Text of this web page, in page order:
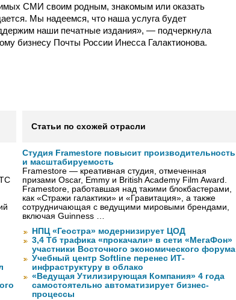
СМИ своим родным, знакомым или оказать
Мы надеемся, что наша услуга будет
наши печатные издания», — подчеркнула
бизнесу Почты России Инесса Галактионова.
Статьи по схожей отрасли
Студия Framestore повысит производительность
и масштабируемость
Framestore — креативная студия, отмеченная
призами Oscar, Emmy и British Academy Film Award.
Framestore, работавшая над такими блокбастерами,
как «Стражи галактики» и «Гравитация», a также
сотрудничающая с ведущими мировыми брендами,
включая Guinness …
НПЦ «Геостра» модернизирует ЦОД
3,4 Тб трафика «прокачали» в сети «МегаФон»
участники Восточного экономического форума
Учебный центр Softline перенес ИТ-
инфраструктуру в облако
«Ведущая Утилизирующая Компания» 4 года
самостоятельно автоматизирует бизнес-
процессы